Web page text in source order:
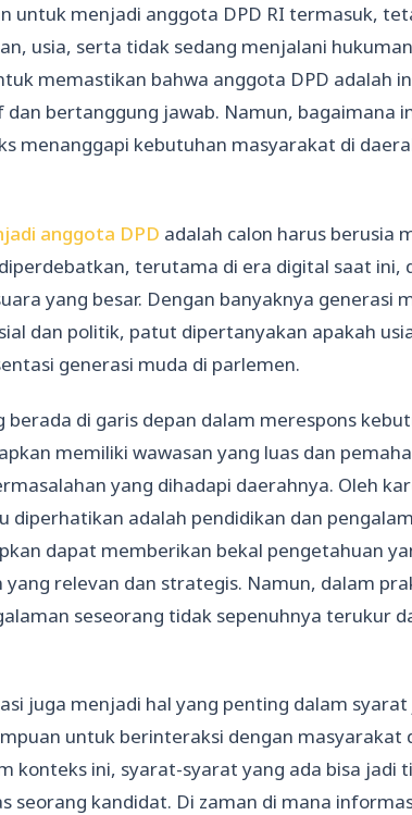
untuk menjadi anggota DPD RI termasuk,
usia, serta tidak sedang menjalani
memastikan bahwa anggota DPD adalah
bertanggung jawab. Namun, bagaimana
menanggapi kebutuhan masyarakat di
anggota DPD adalah calon harus berusia
terutama di era digital saat ini,
yang besar. Dengan banyaknya generasi
dan politik, patut dipertanyakan apakah
generasi muda di parlemen.
berada di garis depan dalam merespons
memiliki wawasan yang luas dan
yang dihadapi daerahnya. Oleh
diperhatikan adalah pendidikan dan
dapat memberikan bekal pengetahuan
relevan dan strategis. Namun, dalam
seseorang tidak sepenuhnya terukur
juga menjadi hal yang penting dalam
untuk berinteraksi dengan masyarakat
konteks ini, syarat-syarat yang ada bisa jadi
seorang kandidat. Di zaman di mana